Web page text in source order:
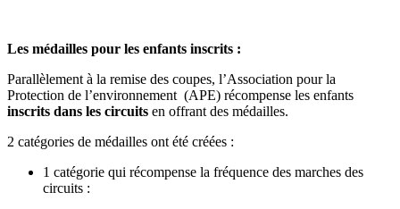
Les médailles pour les enfants inscrits :
Parallèlement à la remise des coupes, l’Association pour la
Protection de l’environnement (APE) récompense les enfants
inscrits dans les circuits en offrant des médailles.
2 catégories de médailles ont été créées :
1 catégorie qui récompense la fréquence des marches des
circuits :